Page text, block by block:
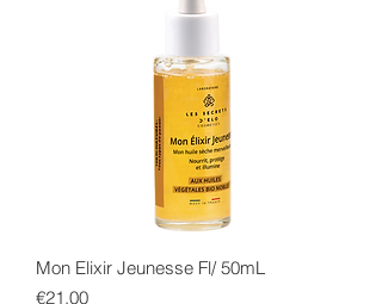
Mon Elixir Jeunesse Fl/ 50mL
Price
€21.00